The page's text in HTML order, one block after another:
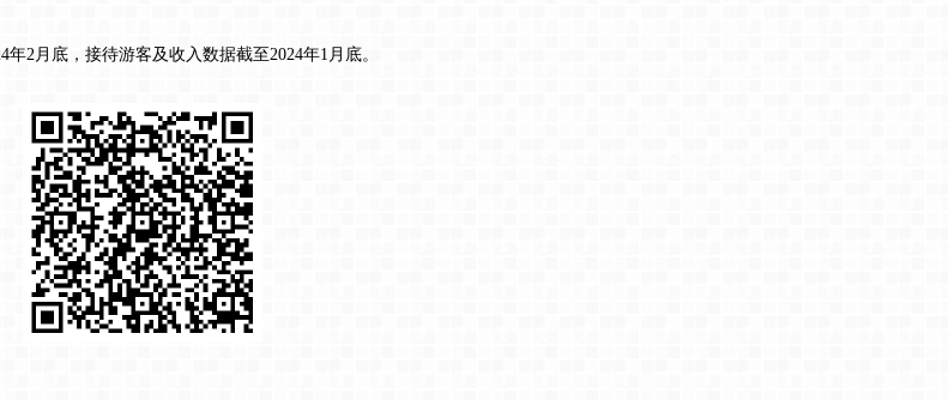
2月底，接待游客及收入数据截至2024年1月底。